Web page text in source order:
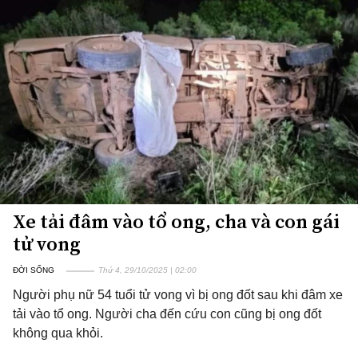
Xe tải đâm vào tổ ong, cha và con gái
tử vong
ĐỜI SỐNG Thứ 4, 29/10/2025 | 02:00
Người phụ nữ 54 tuổi tử vong vì bị ong đốt sau khi đâm xe
tải vào tổ ong. Người cha đến cứu con cũng bị ong đốt
không qua khỏi.